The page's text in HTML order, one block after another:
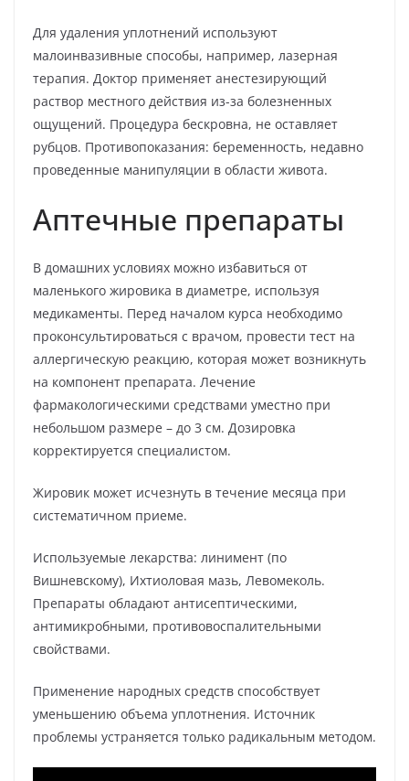
Для удаления уплотнений используют
малоинвазивные способы, например, лазерная
терапия. Доктор применяет анестезирующий
раствор местного действия из-за болезненных
ощущений. Процедура бескровна, не оставляет
рубцов. Противопоказания: беременность, недавно
проведенные манипуляции в области живота.
Аптечные препараты
В домашних условиях можно избавиться от
маленького жировика в диаметре, используя
медикаменты. Перед началом курса необходимо
проконсультироваться с врачом, провести тест на
аллергическую реакцию, которая может возникнуть
на компонент препарата. Лечение
фармакологическими средствами уместно при
небольшом размере – до 3 см. Дозировка
корректируется специалистом.
Жировик может исчезнуть в течение месяца при
систематичном приеме.
Используемые лекарства: линимент (по
Вишневскому), Ихтиоловая мазь, Левомеколь.
Препараты обладают антисептическими,
антимикробными, противовоспалительными
свойствами.
Применение народных средств способствует
уменьшению объема уплотнения. Источник
проблемы устраняется только радикальным методом.